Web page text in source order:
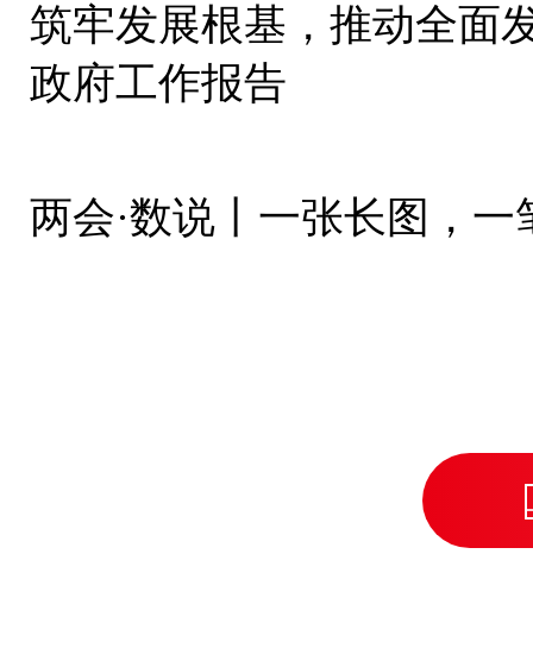
筑牢发展根基，推动全
政府工作报告
两会·数说丨一张长图，